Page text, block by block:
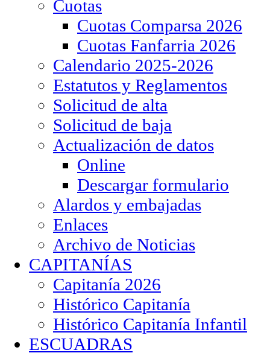
Cuotas
Cuotas Comparsa 2026
Cuotas Fanfarria 2026
Calendario 2025-2026
Estatutos y Reglamentos
Solicitud de alta
Solicitud de baja
Actualización de datos
Online
Descargar formulario
Alardos y embajadas
Enlaces
Archivo de Noticias
CAPITANÍAS
Capitanía 2026
Histórico Capitanía
Histórico Capitanía Infantil
ESCUADRAS